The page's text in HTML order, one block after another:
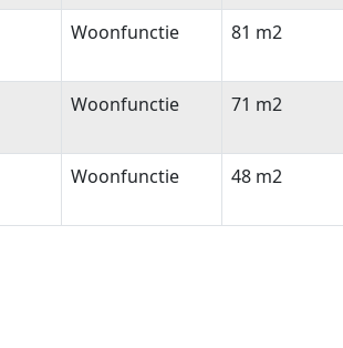
Woonfunctie 81 m2
Woonfunctie 71 m2
Woonfunctie 48 m2